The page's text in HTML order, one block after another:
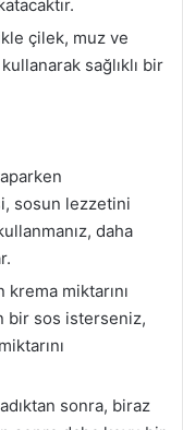
çilek, muz ve
sağlıklı bir
sosun lezzetini
daha
krema miktarını
bir sos isterseniz,
sonra, biraz